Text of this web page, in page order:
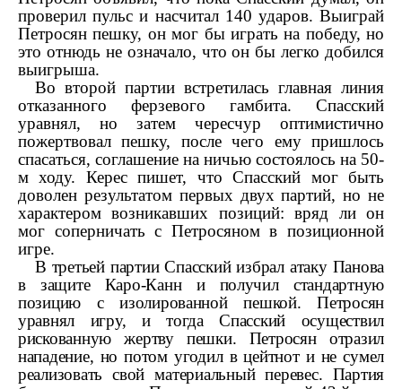
проверил пульс и насчитал 140 ударов. Выиграй
Петросян пешку, он мог бы играть на победу, но
это отнюдь не означало, что он бы легко добился
выигрыша.
Во второй партии встретилась главная линия
отказанного ферзевого гамбита. Спасский
уравнял, но затем чересчур оптимистично
пожертвовал пешку, после чего ему пришлось
спасаться, соглашение на ничью состоялось на 50-
м ходу. Керес пишет, что Спасский мог быть
доволен результатом первых двух партий, но не
характером возникавших позиций: вряд ли он
мог соперничать с Петросяном в позиционной
игре.
В третьей партии Спасский избрал атаку Панова
в защите Каро-Канн и получил стандартную
позицию с изолированной пешкой. Петросян
уравнял игру, и тогда Спасский осуществил
рискованную жертву пешки. Петросян отразил
нападение, но потом угодил в цейтнот и не сумел
реализовать свой материальный перевес. Партия